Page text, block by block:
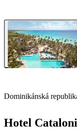
Dominikánská
Hotel